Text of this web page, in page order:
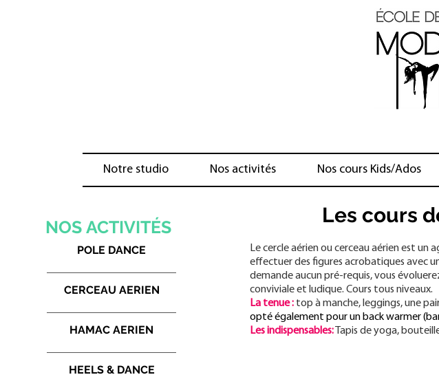
Notre studio Nos activités Nos cours Kids/Ados
NOS ACTIVITÉS
POLE DANCE
CERCEAU AERIEN
HAMAC AERIEN
HEELS & DANCE
Les cours
Le cercle aérien ou cerceau aérien est
effectuer des figures acrobatiques avec
demande aucun pré-requis, vous
conviviale et ludique. Cours tous niveaux.
La tenue : top à manche, leggings, une
optéégalement pour un back warmer
Les indispensables: Tapis de yoga,